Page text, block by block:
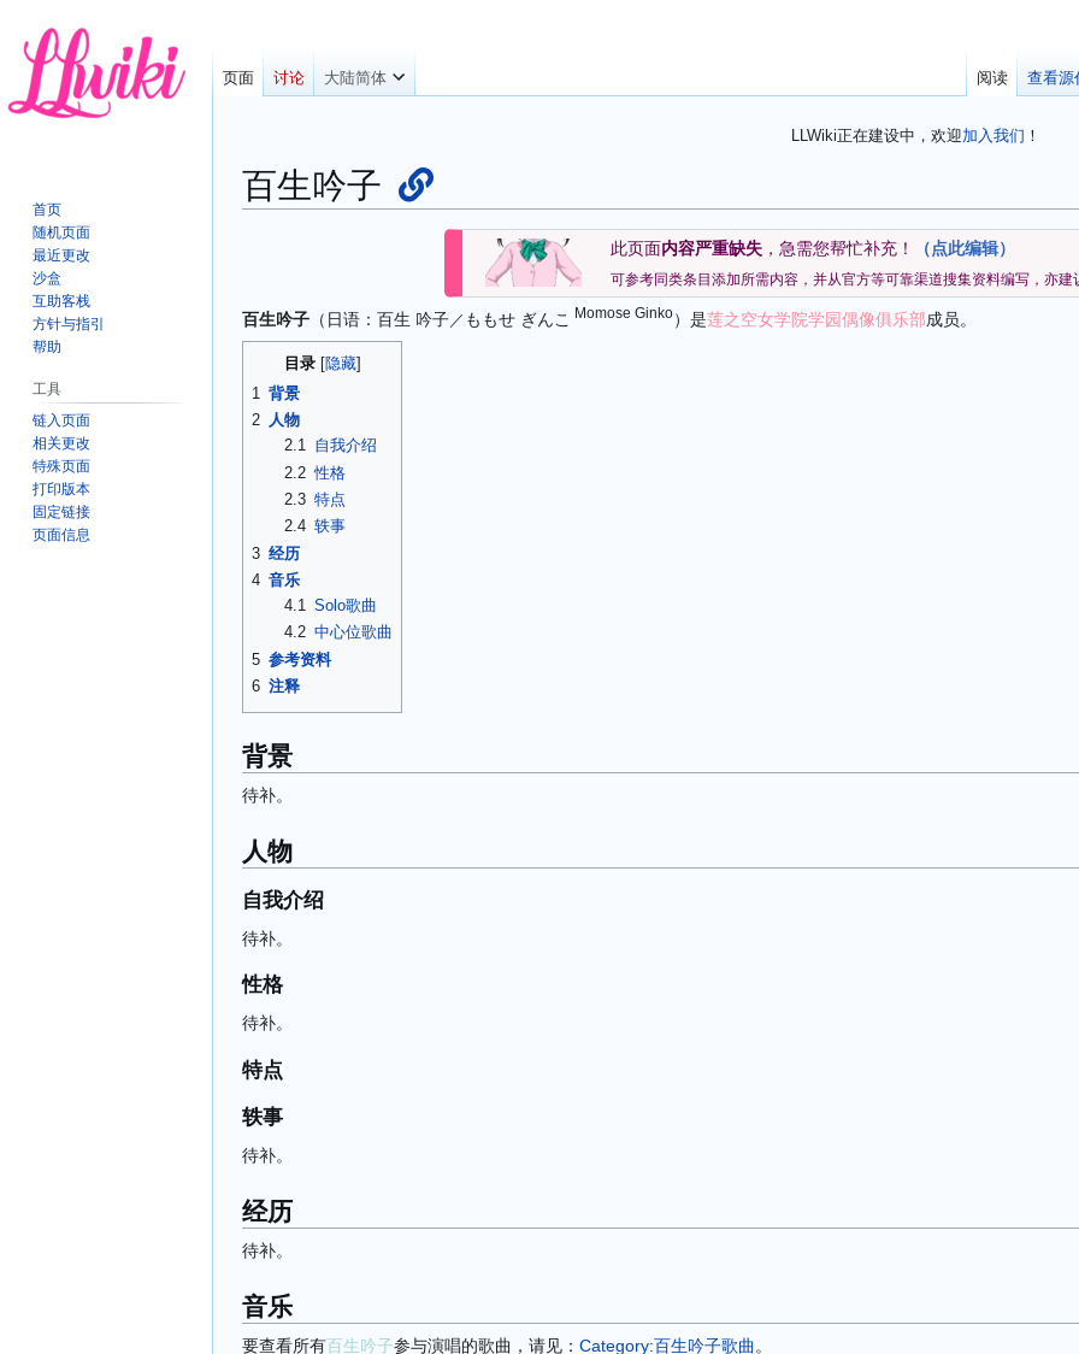
LLWiki正在建设中，欢迎加入我们 ！
百生吟子
导
航
搜
索
此页面内容严重缺失 ，急需您帮忙补充！ （点此编辑）
可参考同类条目添加所需内容，并从官方等可靠渠道搜集资料编写，亦建
百生吟子 （日语： 百生 吟子／ ももせ ぎんこ Momose Ginko）是莲之空女学院学园偶像俱乐部成员。
目录
1 背景
2 人物
2.1 自我介绍
2.2 性格
2.3 特点
2.4 轶事
3 经历
4 音乐
4.1 Solo歌曲
4.2 中心位歌曲
5 参考资料
6 注释
背景
待补。
人物
自我介绍
待补。
性格
待补。
特点
轶事
待补。
经历
待补。
音乐
要查看所有百生吟子参与演唱的歌曲，请见： Category:百生吟子歌曲 。
页面 讨论 大陆简体 阅读 查看源
首页
随机页面
最近更改
沙盒
互助客栈
方针与指引
帮助
工具
链入页面
相关更改
特殊页面
打印版本
固定链接
页面信息